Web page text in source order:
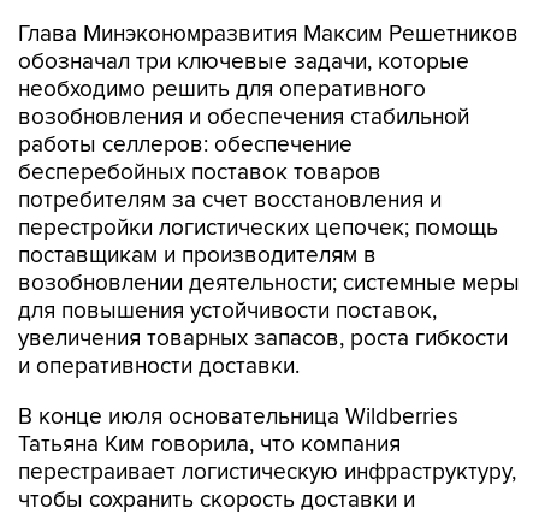
Глава Минэкономразвития Максим Решетников
обозначал три ключевые задачи, которые
необходимо решить для оперативного
возобновления и обеспечения стабильной
работы селлеров: обеспечение
бесперебойных поставок товаров
потребителям за счет восстановления и
перестройки логистических цепочек; помощь
поставщикам и производителям в
возобновлении деятельности; системные меры
для повышения устойчивости поставок,
увеличения товарных запасов, роста гибкости
и оперативности доставки.
В конце июля основательница Wildberries
Татьяна Ким говорила, что компания
перестраивает логистическую инфраструктуру,
чтобы сохранить скорость доставки и